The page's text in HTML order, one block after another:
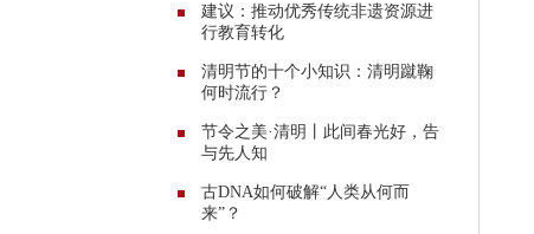
建议：推动优秀传统非遗资源进
行教育转化
清明节的十个小知识：清明蹴鞠
何时流行？
节令之美·清明丨此间春光好，告
与先人知
古DNA如何破解“人类从何而
来”？